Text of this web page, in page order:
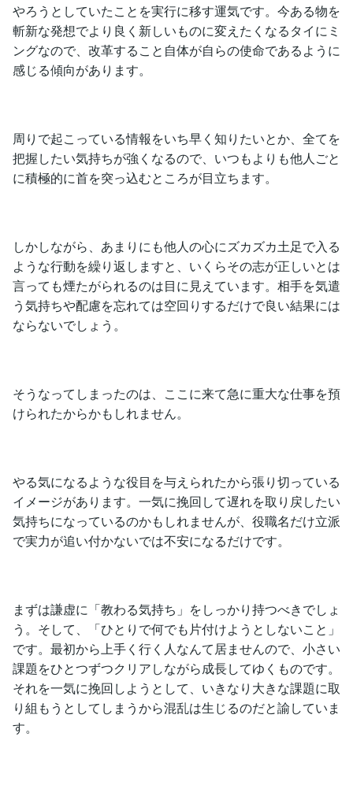
やろうとしていたことを実行に移す運気です。今ある物を
斬新な発想でより良く新しいものに変えたくなるタイにミ
ングなので、改革すること自体が自らの使命であるように
感じる傾向があります。
周りで起こっている情報をいち早く知りたいとか、全てを
把握したい気持ちが強くなるので、いつもよりも他人ごと
に積極的に首を突っ込むところが目立ちます。
しかしながら、あまりにも他人の心にズカズカ土足で入る
ような行動を繰り返しますと、いくらその志が正しいとは
言っても煙たがられるのは目に見えています。相手を気遣
う気持ちや配慮を忘れては空回りするだけで良い結果には
ならないでしょう。
そうなってしまったのは、ここに来て急に重大な仕事を預
けられたからかもしれません。
やる気になるような役目を与えられたから張り切っている
イメージがあります。一気に挽回して遅れを取り戻したい
気持ちになっているのかもしれませんが、役職名だけ立派
で実力が追い付かないでは不安になるだけです。
まずは謙虚に「教わる気持ち」をしっかり持つべきでしょ
う。そして、「ひとりで何でも片付けようとしないこと」
です。最初から上手く行く人なんて居ませんので、小さい
課題をひとつずつクリアしながら成長してゆくものです。
それを一気に挽回しようとして、いきなり大きな課題に取
り組もうとしてしまうから混乱は生じるのだと諭していま
す。